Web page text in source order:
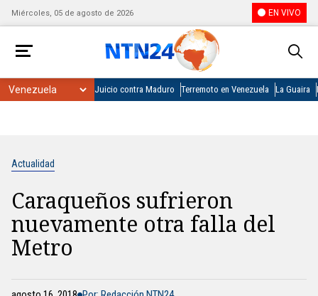
Miércoles, 05 de agosto de 2026 EN VIVO
Juicio contra Maduro Terremoto en Venezuela La Guaira
Actualidad
Caraqueños sufrieron
nuevamente otra falla del
Metro